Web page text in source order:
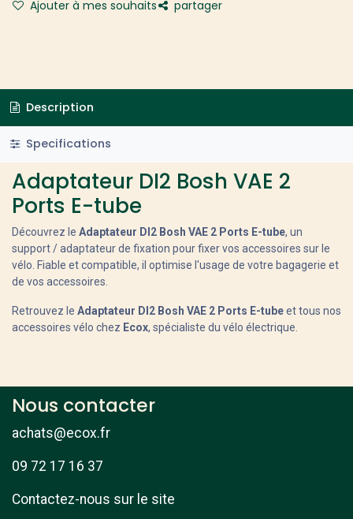
Ajouter à mes souhaits partager
Description
Specifications
Adaptateur DI2 Bosh VAE 2
Ports E-tube
Découvrez le Adaptateur DI2 Bosh VAE 2 Ports E-tube, un
support / adaptateur de fixation pour fixer vos accessoires sur le
vélo. Fiable et compatible, il optimise l'usage de votre bagagerie et
de vos accessoires.
Retrouvez le Adaptateur DI2 Bosh VAE 2 Ports E-tubeet tous nos
accessoires vélo chez Ecox, spécialiste du vélo électrique.
Nous contacter
achats@ecox.fr
09 72 17 16 37
Contactez-nous sur le site